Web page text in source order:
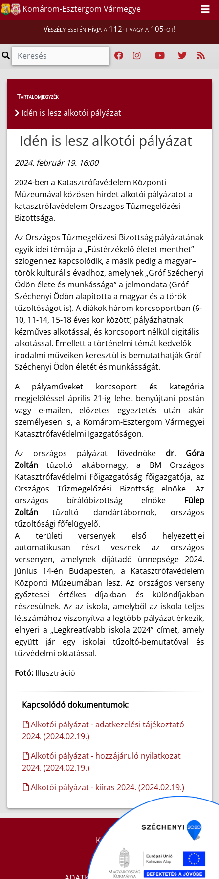
Komárom-Esztergom Vármegye
Veszély esetén hívja a 112-t vagy a 105-öt!
Híreink > Hírek
Tartalomjegyzék
Idén is lesz alkotói pályázat
Idén is lesz alkotói pályázat
2024. február 19. 16:00
2024-ben a Katasztrófavédelem Központi
Múzeumával közösen hirdet alkotói pályázatot a
katasztrófavédelem Országos Tűzmegelőzési
Bizottsága.
Az Országos Tűzmegelőzési Bizottság pályázatának
egyik idei témája a „Füstérzékelő életet menthet”
szlogenhez kapcsolódik, a másik pedig a magyar–
török kulturális évadhoz, amelynek „Gróf Széchenyi
Ödön élete és munkássága” a jelmondata (Gróf
Széchenyi Ödön alapította a magyar és a török
tűzoltóságot is). A diákok három korcsoportban (6-
10, 11-14, 15-18 éves kor között) pályázhatnak
kézműves alkotással, és korcsoport nélkül digitális
alkotással. Emellett a történelmi témát kedvelők
irodalmi műveiken keresztül is bemutathatják Gróf
Széchenyi Ödön életét és munkásságát.
A pályaműveket korcsoport és kategória
megjelöléssel április 21-ig lehet benyújtani postán
vagy e-mailen, előzetes egyeztetés után akár
személyesen is, a Komárom-Esztergom Vármegyei
Katasztrófavédelmi Igazgatóságon.
Az országos pályázat fővédnöke dr. Góra
Zoltántűzoltó altábornagy, a BM Országos
Katasztrófavédelmi Főigazgatóság főigazgatója, az
Országos Tűzmegelőzési Bizottság elnöke. Az
országos bírálóbizottság elnöke Fülep
Zoltántűzoltó dandártábornok, országos
tűzoltósági főfelügyelő.
A területi versenyek első helyezettjei
automatikusan részt vesznek az országos
versenyen, amelynek díjátadó ünnepsége 2024.
június 14-én Budapesten, a Katasztrófavédelem
Központi Múzeumában lesz. Az országos verseny
győztesei értékes díjakban és különdíjakban
részesülnek. Az az iskola, amelyből az iskola teljes
létszámához viszonyítva a legtöbb pályázat érkezik,
elnyeri a „Legkreatívabb iskola 2024” címet, amely
együtt jár egy iskolai tűzoltó-bemutatóval és
tűzvédelmi oktatással.
Fotó: Illusztráció
Kapcsolódó dokumentumok:
Alkotói pályázat - adatkezelési tájékoztató
2024. (2024.02.19.)
Alkotói pályázat - hozzájáruló nyilatkozat
2024. (2024.02.19.)
Alkotói pályázat - kiírás 2024. (2024.02.19.)
KAPCSOLAT
IMPRESSZUM